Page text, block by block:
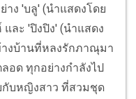
ง 'บลู' (นำแสดงโดย
ละ 'ปิงปิง' (นำแสดง
งบ้านที่หลงรักภาณุมา
อด ทุกอย่างกำลังไป
บหญิงสาว ที่สวมชุด